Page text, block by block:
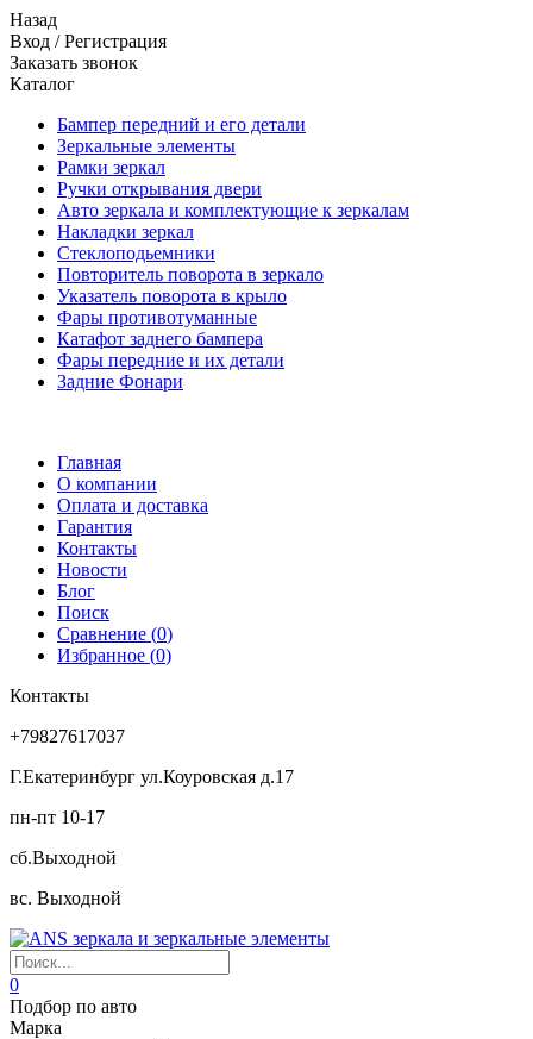
Назад
Вход /Регистрация
Заказать звонок
Каталог
Бампер передний и его детали
Зеркальные элементы
Рамки зеркал
Ручки открывания двери
Авто зеркала и комплектующие к зеркалам
Накладки зеркал
Стеклоподьемники
Повторитель поворота в зеркало
Указатель поворота в крыло
Фары противотуманные
Катафот заднего бампера
Фары передние и их детали
Задние Фонари
Главная
О компании
Оплата и доставка
Гарантия
Контакты
Новости
Блог
Поиск
Сравнение (0)
Избранное (0)
Контакты
+79827617037
Г.Екатеринбург ул.Коуровская д.17
пн-пт 10-17
сб.Выходной
вс. Выходной
0
Подбор по авто
Марка